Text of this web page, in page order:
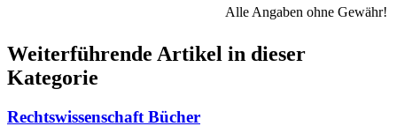
Alle Angaben ohne Gewähr!
Weiterführende Artikel in dieser
Kategorie
Rechtswissenschaft Bücher